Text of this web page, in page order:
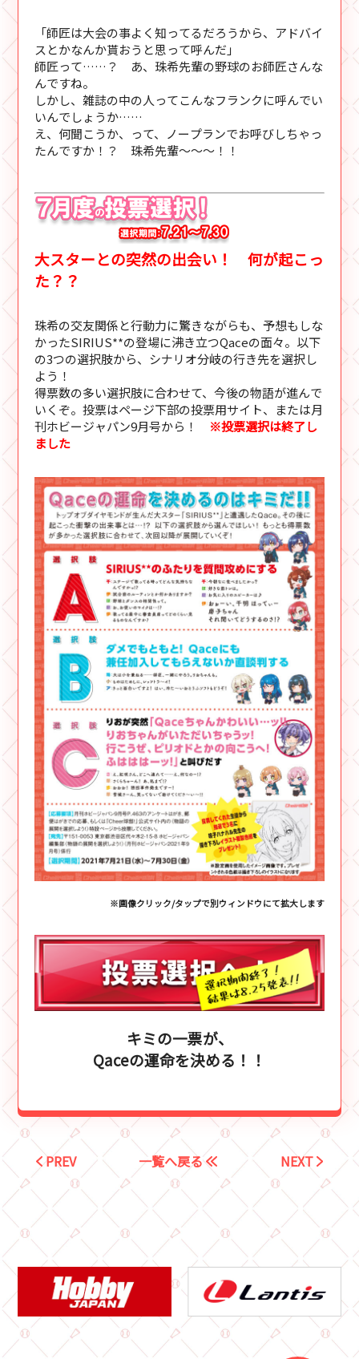
「師匠は大会の事よく知ってるだろうから、アドバイ
スとかなんか貰おうと思って呼んだ」
師匠って……？ あ、珠希先輩の野球のお師匠さんな
んですね。
しかし、雑誌の中の人ってこんなフランクに呼んでい
いんでしょうか……
え、何聞こうか、って、ノープランでお呼びしちゃっ
たんですか！？ 珠希先輩～～～！！
大スターとの突然の出会い！ 何が起こっ
た？？
珠希の交友関係と行動力に驚きながらも、予想もしな
かったSIRIUS**の登場に沸き立つQaceの面々。以下
の3つの選択肢から、シナリオ分岐の行き先を選択し
よう！
得票数の多い選択肢に合わせて、今後の物語が進んで
いくぞ。投票はページ下部の投票用サイト、または月
刊ホビージャパン9月号から！ ※投票選択は終了し
ました
※画像クリック/タップで別ウィンドウにて拡大します
キミの一票が、
Qaceの運命を決める！！
PREV 一覧へ戻る NEXT